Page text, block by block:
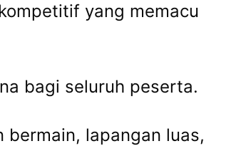
yang memacu
bagi seluruh peserta.
lapangan luas,